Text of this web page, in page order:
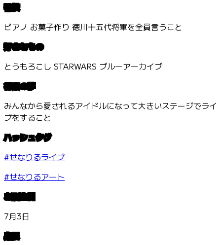
特技
ピアノ お菓子作り 徳川十五代将軍を全員言うこと
好きなもの
とうもろこし STARWARS ブルーアーカイブ
将来の夢
みんなから愛されるアイドルになって大きいステージでライ
ブをすること
ハッシュタグ
#せなりるライブ
#せなりるアート
お誕生日
7月3日
身長